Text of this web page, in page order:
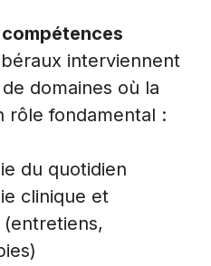
interviennent
domaines où la
rôle fondamental :
du quotidien
clinique et